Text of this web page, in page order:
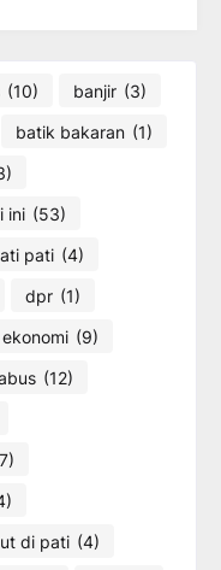
(10) banjir (3)
batik bakaran (1)
ini (53)
pati (4)
dpr (1)
ekonomi (9)
(12)
di pati (4)